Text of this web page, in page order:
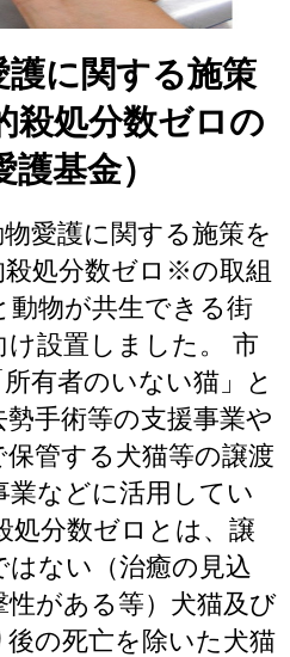
に関する施策
殺処分数ゼロの
基金）
愛護に関する施策を
殺処分数ゼロ※の取組
動物が共生できる街
設置しました。 市
有者のいない猫」と
手術等の支援事業や
管する犬猫等の譲渡
などに活用してい
分数ゼロとは、譲
ない（治癒の見込
がある等）犬猫及び
の死亡を除いた犬猫